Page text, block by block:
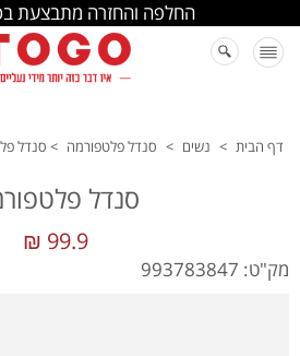
החלפה והחזרה מתבצעת
דף הבית > נשים > סנדל פלטפורמה > סנדל
סנדל
99.9 ₪
מק"ט: 993783847